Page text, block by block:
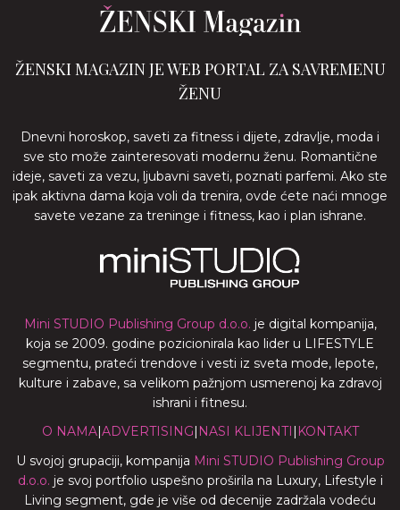
ŽENSKI MAGAZIN JE WEB PORTAL ZA SAVREMENU
ŽENU
Dnevni horoskop, saveti za fitness i dijete, zdravlje, moda i
sve sto može zainteresovati modernu ženu. Romantične
ideje, saveti za vezu, ljubavni saveti, poznati parfemi. Ako ste
ipak aktivna dama koja voli da trenira, ovde ćete naći mnoge
savete vezane za treninge i fitness, kao i plan ishrane.
Mini STUDIO Publishing Group d.o.o. je digital kompanija,
koja se 2009. godine pozicionirala kao lider u LIFESTYLE
segmentu, prateći trendove i vesti iz sveta mode, lepote,
kulture i zabave, sa velikom pažnjom usmerenoj ka zdravoj
ishrani i fitnesu.
O NAMA|ADVERTISING| NASI KLIJENTI | KONTAKT
U svojoj grupaciji, kompanija Mini STUDIO Publishing Group
d.o.o. je svoj portfolio uspešno proširila na Luxury, Lifestyle i
Living segment, gde je više od decenije zadržala vodeću